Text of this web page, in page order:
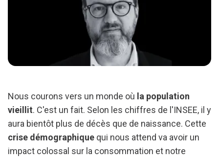
Nous courons vers un monde où la population
vieillit. C'est un fait. Selon les chiffres de l'INSEE, il y
aura bientôt plus de décès que de naissance. Cette
crise démographique qui nous attend va avoir un
impact colossal sur la consommation et notre